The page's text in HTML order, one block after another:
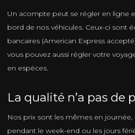
Un acompte peut se régler en ligne
bord de nos véhicules. Ceux-ci sont
bancaires (American Express
vous pouvez aussi régler votre
en espèces.
La qualité n’a pas de
Nos prix sont les mêmes en journée,
pendant le week-end ou les jours